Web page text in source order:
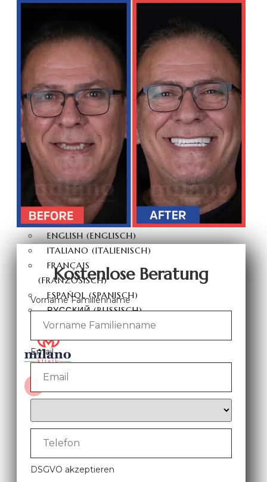
HAARTRANSPLANTATION
SCHNURRBART-
TRANSPLANTATION
AUGENBRAUENTRANSPLANTATION
HAARTRANSPLANTATION
MIT STAMMZELLEN
HAARTRANSPLANTATION
OHNE RASIERUNG
PRP HAARBEHANDLUNG
KONTAKT
DEUTSCH
TÜRKÇE(TÜRKISCH
ENGLISH(ENGLISCH)
ITALIANO (ITALIENISCH)
FRANÇAIS
(FRANZÖSISCH)
ESPAÑOL (SPANISCH)
РУССКИЙ(RUSSISCH)
Kostenlose Beratung
Vorname Familienname
Email
DSGVO akzeptieren